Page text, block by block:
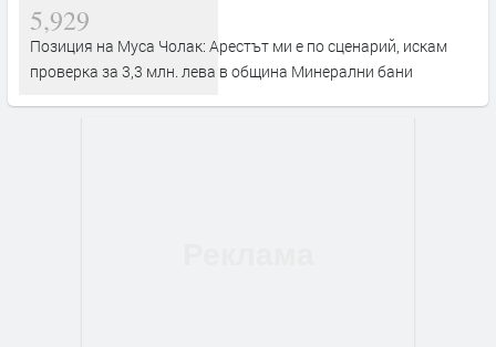
5,929
Позиция на Муса Чолак: Арестът ми е по сценарий, искам
проверка за 3,3 млн. лева в община Минерални бани